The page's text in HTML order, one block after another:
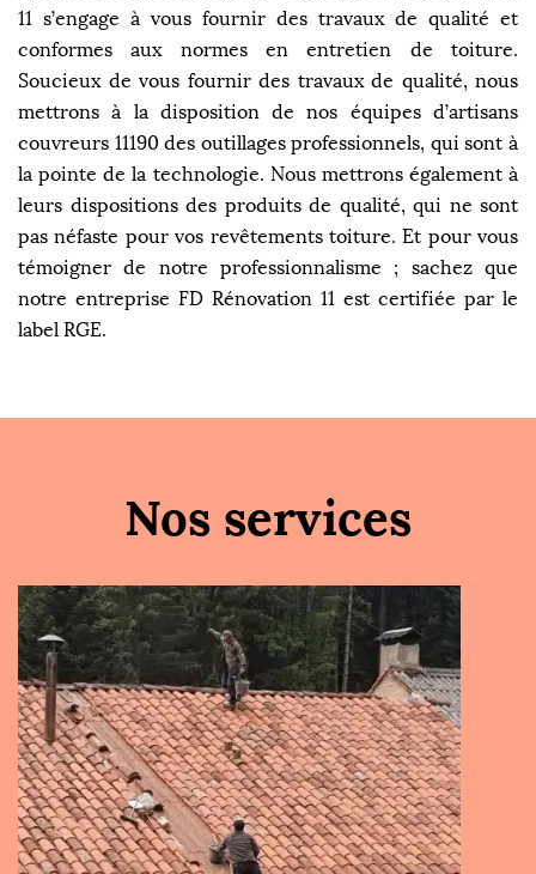
11 s’engage à vous fournir des travaux de qualité et
conformes aux normes en entretien de toiture.
Soucieux de vous fournir des travaux de qualité, nous
mettrons à la disposition de nos équipes d’artisans
couvreurs 11190 des outillages professionnels, qui sont à
la pointe de la technologie. Nous mettrons également à
leurs dispositions des produits de qualité, qui ne sont
pas néfaste pour vos revêtements toiture. Et pour vous
témoigner de notre professionnalisme ; sachez que
notre entreprise FD Rénovation 11 est certifiée par le
label RGE.
Nos services